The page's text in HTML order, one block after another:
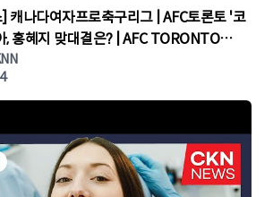
캐나다여자프로축구리그 | AFC토론토 '코
, 홍혜지 맞대결은? | AFC TORONTO
다뉴스 | 토론토뉴스